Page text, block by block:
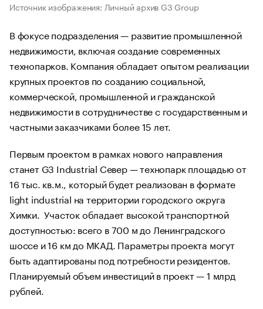
Источник изображения: Личный архив G3 Group
В фокусе подразделения — развитие промышленной
недвижимости, включая создание современных
технопарков. Компания обладает опытом реализации
крупных проектов по созданию социальной,
коммерческой, промышленной и гражданской
недвижимости в сотрудничестве с государственным и
частными заказчиками более 15 лет.
Первым проектом в рамках нового направления
станет G3 Industrial Север — технопарк площадью от
16 тыс. кв.м., который будет реализован в формате
light industrial на территории городского округа
Химки. Участок обладает высокой транспортной
доступностью: всего в 700 м до Ленинградского
шоссе и 16 км до МКАД. Параметры проекта могут
быть адаптированы под потребности резидентов.
Планируемый объем инвестиций в проект — 1 млрд
рублей.